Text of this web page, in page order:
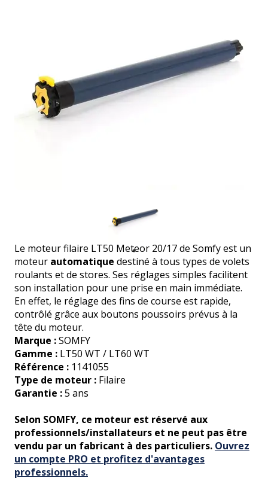
Le moteur filaire LT50 Meteor 20/17 de Somfy est un
moteur automatique destiné à tous types de volets
roulants et de stores. Ses réglages simples facilitent
son installation pour une prise en main immédiate.
En effet, le réglage des fins de course est rapide,
contrôlé grâce aux boutons poussoirs prévus à la
tête du moteur.
Marque :SOMFY
Gamme : LT50 WT / LT60 WT
Référence : 1141055
Type de moteur : Filaire
Garantie :5 ans
Selon SOMFY, ce moteur est réservé aux
professionnels/installateurs et ne peut pas être
vendu par un fabricant à des particuliers. Ouvrez
un compte PRO et profitez d'avantages
professionnels.